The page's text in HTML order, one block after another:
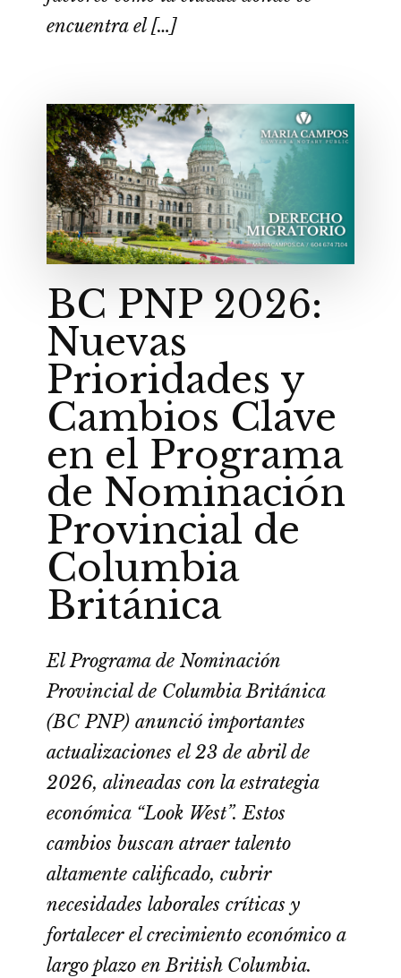
encuentra el […]
BC PNP 2026:
Nuevas
Prioridades y
Cambios Clave
en el Programa
de Nominación
Provincial de
Columbia
Británica
El Programa de Nominación
Provincial de Columbia Británica
(BC PNP) anunció importantes
actualizaciones el 23 de abril de
2026, alineadas con la estrategia
económica “Look West”. Estos
cambios buscan atraer talento
altamente calificado, cubrir
necesidades laborales críticas y
fortalecer el crecimiento económico a
largo plazo en British Columbia.